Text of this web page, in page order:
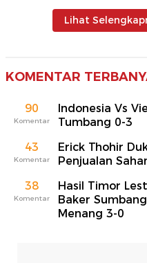
Lihat
KOMENTAR
90
Komentar
Indonesia Vs
Tumbang 0-3
43
Komentar
Erick Thohir
Penjualan
38
Komentar
Hasil Timor
Baker
Menang 3-0